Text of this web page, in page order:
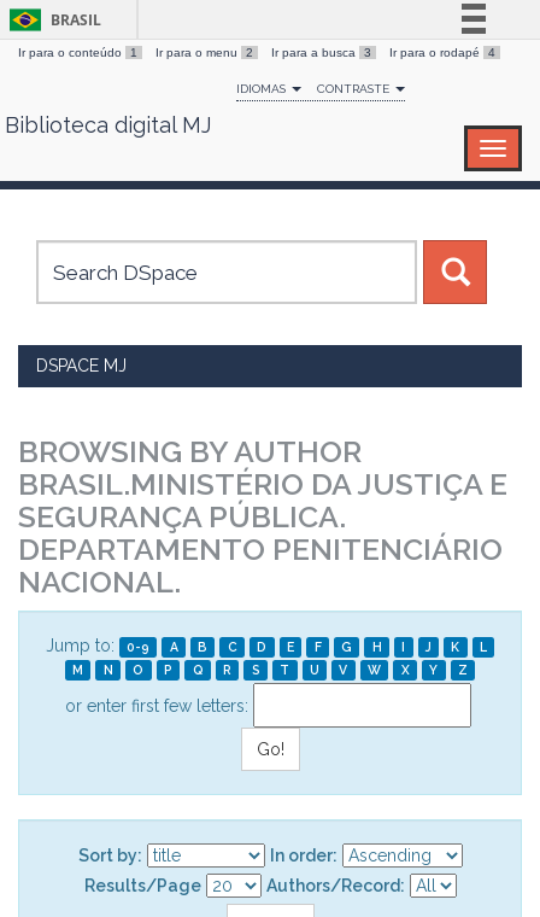
Skip
BRASIL
Simplifique!
Comunica BR
Canais
Ir para o conteúdo 1 Ir para o menu 2 Ir para a busca 3 Ir para o rodapé 4
IDIOMAS CONTRASTE
Biblioteca digital MJ
DSPACE MJ
BROWSING BY AUTHOR
BRASIL.MINISTÉRIO DA JUSTIÇA E
SEGURANÇA PÚBLICA.
DEPARTAMENTO PENITENCIÁRIO
NACIONAL.
Jump to: 0-9 A B C D E F G H I J K
L
M
N O P Q R S T U V W X Y Z
or enter first few letters:
Sort by:
In order:
Results/Page
Authors/Record: